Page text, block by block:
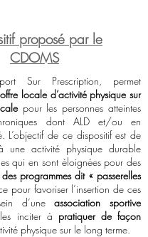
proposé par le
CDOMS
Sur Prescription, permet
locale d’activité physique sur
pour les personnes atteintes
dont ALD et/ou en
L’objectif de ce dispositif est de
une activité physique durable
qui en sont éloignées pour des
des programmes dit « passerelles
pour favoriser l’insertion de ces
d’uneassociation sportive
inciter à pratiquer de façon
physique sur le long terme.